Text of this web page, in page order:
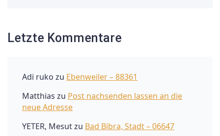
Letzte Kommentare
Adi ruko zu Ebenweiler – 88361
Matthias zu Post nachsenden lassen an die
neue Adresse
YETER, Mesutzu Bad Bibra, Stadt – 06647